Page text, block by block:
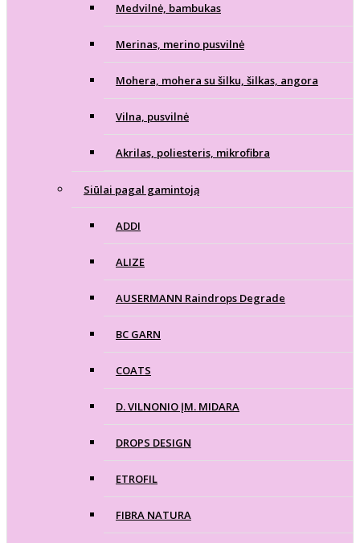
Medvilnė, bambukas
Merinas, merino pusvilnė
Mohera, mohera su šilku, šilkas, angora
Vilna, pusvilnė
Akrilas, poliesteris, mikrofibra
Siūlai pagal gamintoją
ADDI
ALIZE
AUSERMANN Raindrops Degrade
BC GARN
COATS
D. VILNONIO ĮM. MIDARA
DROPS DESIGN
ETROFIL
FIBRA NATURA